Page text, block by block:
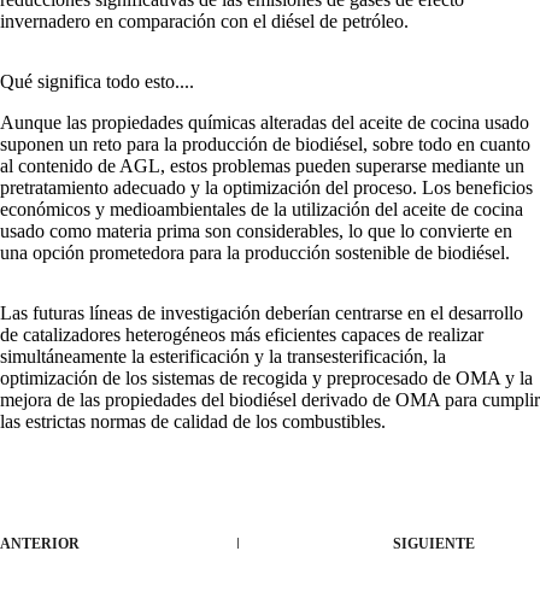
invernadero en comparación con el diésel de petróleo.
Qué significa todo esto....
Aunque las propiedades químicas alteradas del aceite de cocina usado
suponen un reto para la producción de biodiésel, sobre todo en cuanto
al contenido de AGL, estos problemas pueden superarse mediante un
pretratamiento adecuado y la optimización del proceso. Los beneficios
económicos y medioambientales de la utilización del aceite de cocina
usado como materia prima son considerables, lo que lo convierte en
una opción prometedora para la producción sostenible de biodiésel.
Las futuras líneas de investigación deberían centrarse en el desarrollo
de catalizadores heterogéneos más eficientes capaces de realizar
simultáneamente la esterificación y la transesterificación, la
optimización de los sistemas de recogida y preprocesado de OMA y la
mejora de las propiedades del biodiésel derivado de OMA para cumplir
las estrictas normas de calidad de los combustibles.
ANTERIOR SIGUIENTE